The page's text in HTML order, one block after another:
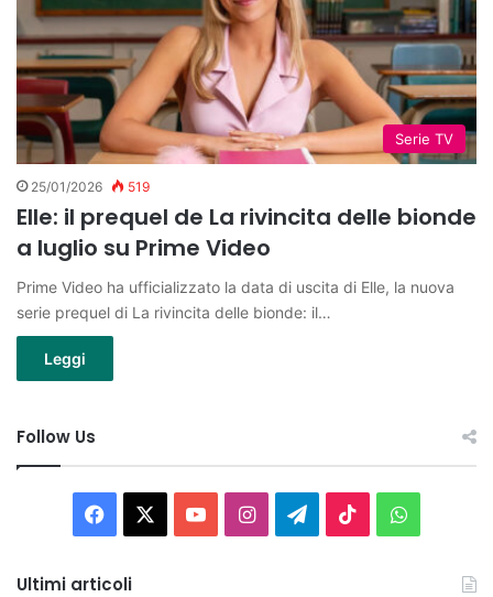
Serie TV
25/01/2026 519
Elle: il prequel de La rivincita delle bionde
a luglio su Prime Video
Prime Video ha ufficializzato la data di uscita di Elle, la nuova
serie prequel di La rivincita delle bionde: il…
Leggi
Follow Us
Facebook You InstagramTelegram
TikTok
Ultimi articoli